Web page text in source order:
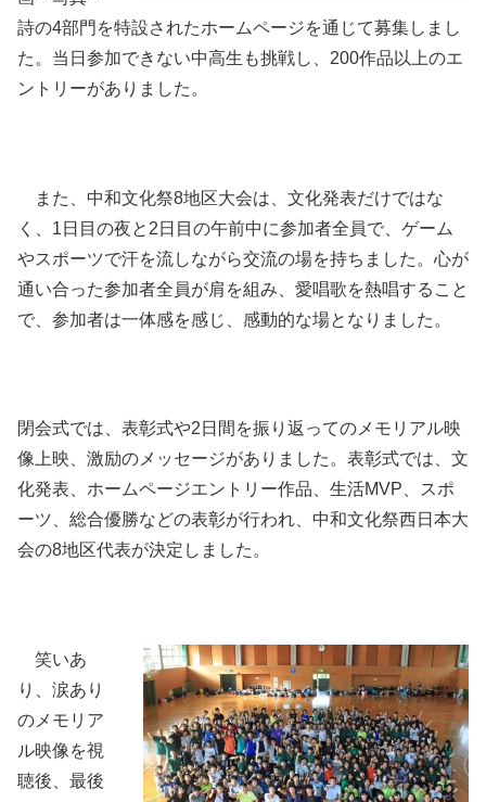
詩の4部門を特設されたホームページを通じて募集しまし
た。当日参加できない中高生も挑戦し、200作品以上のエ
ントリーがありました。
また、中和文化祭8地区大会は、文化発表だけではな
く、1日目の夜と2日目の午前中に参加者全員で、ゲーム
やスポーツで汗を流しながら交流の場を持ちました。心が
通い合った参加者全員が肩を組み、愛唱歌を熱唱すること
で、参加者は一体感を感じ、感動的な場となりました。
閉会式では、表彰式や2日間を振り返ってのメモリアル映
像上映、激励のメッセージがありました。表彰式では、文
化発表、ホームページエントリー作品、生活MVP、スポ
ーツ、総合優勝などの表彰が行われ、中和文化祭西日本大
会の8地区代表が決定しました。
笑いあ
り、涙あり
のメモリア
ル映像を視
聴後、最後